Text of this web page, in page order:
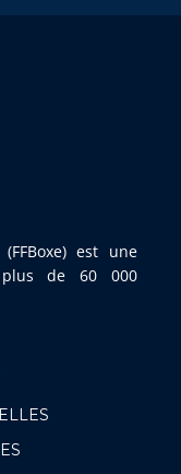
est une
plus de 60 000